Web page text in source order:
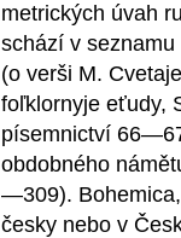
metrických úvah
schází v
(o verši M.
foľklornyje eťudy,
písemnictví
obdobného
—309).
česky nebo v